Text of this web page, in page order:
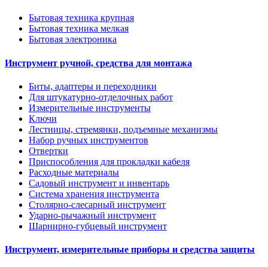
Бытовая техника крупная
Бытовая техника мелкая
Бытовая электроника
Инструмент ручной, средства для монтажа
Биты, адаптеры и переходники
Для штукатурно-отделочных работ
Измерительные инструменты
Ключи
Лестницы, стремянки, подъемные механизмы
Набор ручных инструментов
Отвертки
Приспособления для прокладки кабеля
Расходные материалы
Садовый инструмент и инвентарь
Система хранения инструмента
Столярно-слесарный инструмент
Ударно-рычажный инструмент
Шарнирно-губцевый инструмент
Инструмент, измерительные приборы и средства защиты